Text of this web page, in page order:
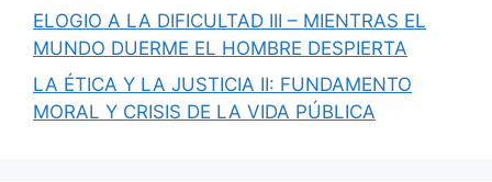
ELOGIO A LA DIFICULTAD III – MIENTRAS EL
MUNDO DUERME EL HOMBRE DESPIERTA
LA ÉTICA Y LA JUSTICIA II: FUNDAMENTO
MORAL Y CRISIS DE LA VIDA PÚBLICA